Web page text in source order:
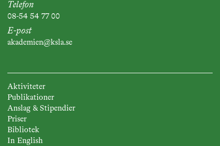
Telefon
08-54 54 77 00
E-post
akademien@ksla.se
Aktiviteter
Publikationer
Anslag & Stipendier
Priser
Bibliotek
In English